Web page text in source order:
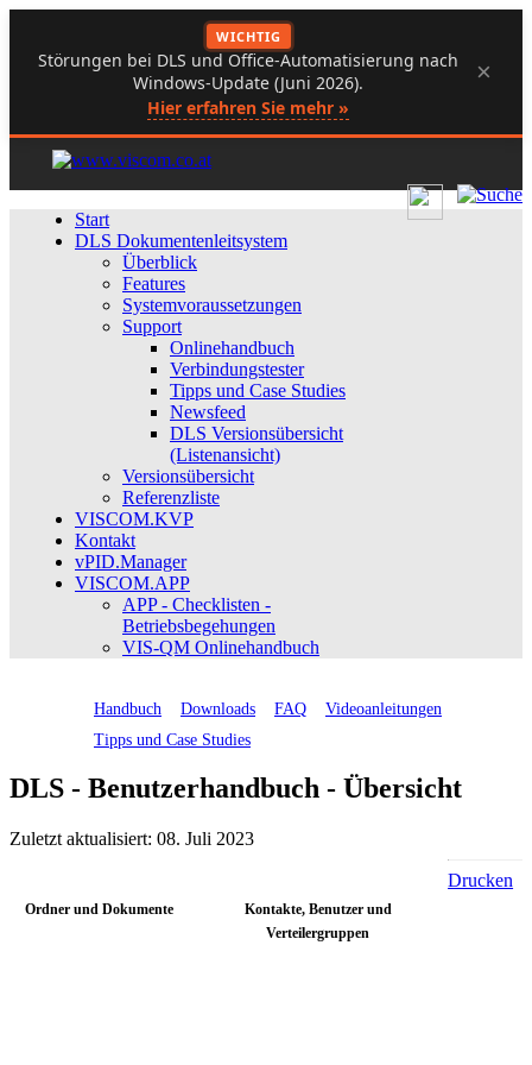
WICHTIG
Störungen bei DLS und Office-Automatisierung nach
Windows-Update (Juni 2026).
Hier erfahren Sie mehr »
×
Start
DLS Dokumentenleitsystem
Überblick
Features
Systemvoraussetzungen
Support
Onlinehandbuch
Verbindungstester
Tipps und Case Studies
Newsfeed
DLS Versionsübersicht
(Listenansicht)
Versionsübersicht
Referenzliste
VISCOM.KVP
Kontakt
vPID.Manager
VISCOM.APP
APP - Checklisten -
Betriebsbegehungen
VIS-QM Onlinehandbuch
Handbuch Downloads FAQ
Videoanleitungen
Tipps und Case Studies
DLS - Benutzerhandbuch - Übersicht
Zuletzt aktualisiert: 08. Juli 2023
Ordner und Dokumente
Kontakte, Benutzer und
Verteilergruppen
Drucken